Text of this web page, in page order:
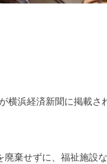
浜経済新聞に掲載さ
棄せずに、福祉施設